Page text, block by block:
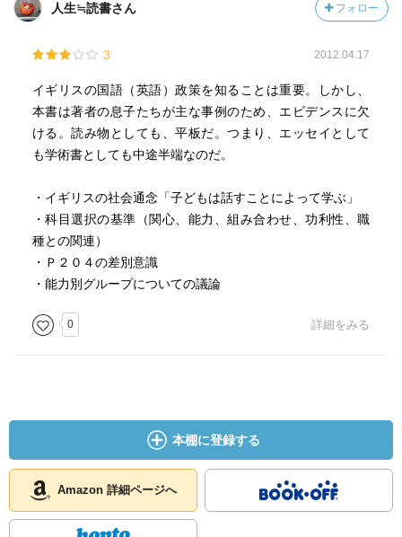
人生≒読書さん フォロー
3 2012.04.17
イギリスの国語（英語）政策を知ることは重要。しかし、
本書は著者の息子たちが主な事例のため、エビデンスに欠
ける。読み物としても、平板だ。つまり、エッセイとして
も学術書としても中途半端なのだ。
・イギリスの社会通念「子どもは話すことによって学ぶ」
・科目選択の基準（関心、能力、組み合わせ、功利性、職
種との関連）
・Ｐ２０４の差別意識
・能力別グループについての議論
0 詳細をみる
本棚に登録する
Amazon 詳細ページへ